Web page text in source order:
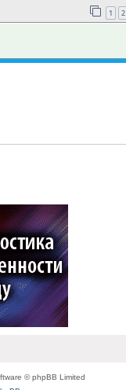
1 2
© phpBB Limited